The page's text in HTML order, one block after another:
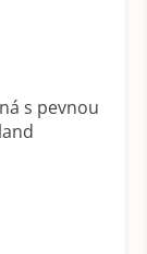
s pevnou